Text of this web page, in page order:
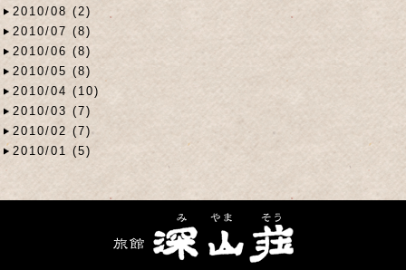
2010/08 (2)
2010/07 (8)
2010/06 (8)
2010/05 (8)
2010/04 (10)
2010/03 (7)
2010/02 (7)
2010/01 (5)